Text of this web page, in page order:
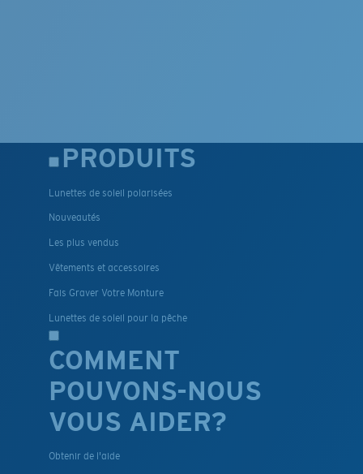
PRODUITS
Lunettes de soleil polarisées
Nouveautés
Les plus vendus
Vêtements et accessoires
Fais Graver Votre Monture
Lunettes de soleil pour la pêche
COMMENT
POUVONS-NOUS
VOUS AIDER?
Obtenir de l'aide